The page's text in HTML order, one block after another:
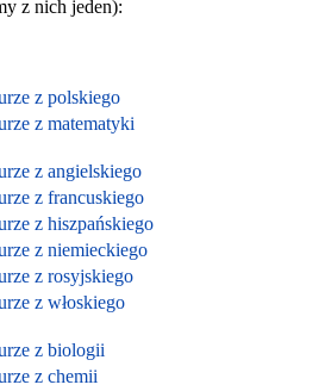
z nich jeden):
z polskiego
z matematyki
z angielskiego
z francuskiego
z hiszpańskiego
z niemieckiego
z rosyjskiego
z włoskiego
z biologii
z chemii